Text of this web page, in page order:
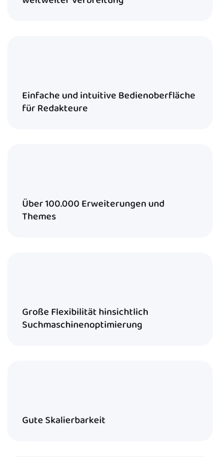
Einfache und intuitive Bedienoberfläche
für Redakteure
Über 100.000 Erweiterungen und
Themes
Große Flexibilität hinsichtlich
Suchmaschinenoptimierung
Gute Skalierbarkeit